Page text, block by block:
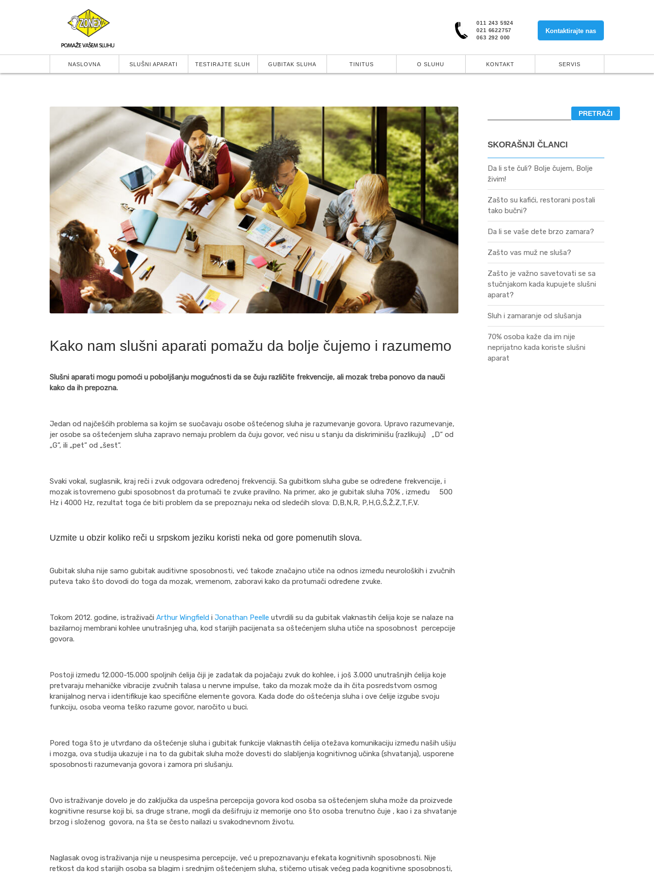
NASLOVNA SLUŠNI APARATI TESTIRAJTE SLUH GUBITAK SLUHA TINITUS O SLUHU KONTAKT SERVIS
Kontaktirajte nas
011 243 5924
021 6622757
063 292 000
Kako nam slušni aparati pomažu da bolje čujemo i razumemo
Slušni aparati mogu pomoći u poboljšanju mogućnosti da se čuju različite frekvencije, ali mozak treba ponovo da nauči
kako da ih prepozna.
Jedan od najčešćih problema sa kojim se suočavaju osobe oštećenog sluha je razumevanje govora. Upravo razumevanje,
jer osobe sa oštećenjem sluha zapravo nemaju problem da čuju govor, već nisu u stanju da diskriminišu (razlikuju) „D“ od
„G“, ili „pet“ od „šest“.
Svaki vokal, suglasnik, kraj reči i zvuk odgovara određenoj frekvenciji. Sa gubitkom sluha gube se određene frekvencije, i
mozak istovremeno gubi sposobnost da protumači te zvuke pravilno. Na primer, ako je gubitak sluha 70% , između 500
Hz i 4000 Hz, rezultat toga će biti problem da se prepoznaju neka od sledećih slova: D,B,N,R, P,H,G,Š,Ž,Z,T,F,V.
Uzmite u obzir koliko reči u srpskom jeziku koristi neka od gore pomenutih slova.
Gubitak sluha nije samo gubitak auditivne sposobnosti, već takođe značajno utiče na odnos između neuroloških i zvučnih
puteva tako što dovodi do toga da mozak, vremenom, zaboravi kako da protumači određene zvuke.
Tokom 2012. godine, istraživači Arthur Wingfield i Jonathan Peelle utvrdili su da gubitak vlaknastih ćelija koje se nalaze na
bazilarnoj membrani kohlee unutrašnjeg uha, kod starijih pacijenata sa oštećenjem sluha utiče na sposobnost percepcije
govora.
Postoji između 12.000-15.000 spoljnih ćelija čiji je zadatak da pojačaju zvuk do kohlee, i još 3.000 unutrašnjih ćelija koje
pretvaraju mehaničke vibracije zvučnih talasa u nervne impulse, tako da mozak može da ih čita posredstvom osmog
kranijalnog nerva i identifikuje kao specifične elemente govora. Kada dođe do oštećenja sluha i ove ćelije izgube svoju
funkciju, osoba veoma teško razume govor, naročito u buci.
Pored toga što je utvrđano da oštećenje sluha i gubitak funkcije vlaknastih ćelija otežava komunikaciju između naših ušiju
i mozga, ova studija ukazuje i na to da gubitak sluha može dovesti do slabljenja kognitivnog učinka (shvatanja), usporene
sposobnosti razumevanja govora i zamora pri slušanju.
Ovo istraživanje dovelo je do zaključka da uspešna percepcija govora kod osoba sa oštećenjem sluha može da proizvede
kognitivne resurse koji bi, sa druge strane, mogli da dešifruju iz memorije ono što osoba trenutno čuje , kao i za shvatanje
brzog i složenog govora, na šta se često nailazi u svakodnevnom životu.
Naglasak ovog istraživanja nije u neuspesima percepcije, već u prepoznavanju efekata kognitivnih sposobnosti. Nije
retkost da kod starijih osoba sa blagim i srednjim oštećenjem sluha, stičemo utisak većeg pada kognitivne sposobnosti,
SKORAŠNJI ČLANCI
Da li ste čuli? Bolje čujem, Bolje
živim!
Zašto su kafići, restorani postali
tako bučni?
Da li se vaše dete brzo zamara?
Zašto vas muž ne sluša?
Zašto je važno savetovati se sa
stučnjakom kada kupujete slušni
aparat?
Sluh i zamaranje od slušanja
70% osoba kaže da im nije
neprijatno kada koriste slušni
aparat